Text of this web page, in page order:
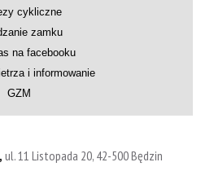
cykliczne
zamku
na facebooku
i informowanie
GZM
ul. 11 Listopada 20, 42-500 Będzin